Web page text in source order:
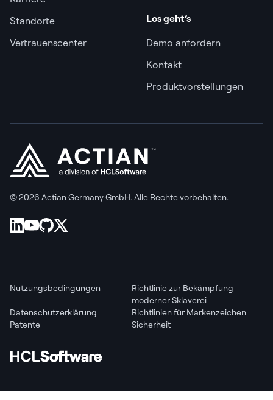
Standorte
Vertrauenscenter
Los geht’s
Demo anfordern
Kontakt
Produktvorstellungen
© 2026 Actian Germany GmbH. Alle Rechte vorbehalten.
Nutzungsbedingungen
Richtlinie zur Bekämpfung
moderner Sklaverei
Datenschutzerklärung
Richtlinien für Markenzeichen
Patente
Sicherheit